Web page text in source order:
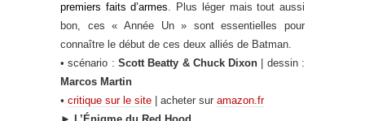
premiers faits d’armes. Plus léger mais tout aussi
bon, ces « Année Un » sont essentielles pour
connaître le début de ces deux alliés de Batman.
• scénario : Scott Beatty & Chuck Dixon | dessin :
Marcos Martin
• critique sur le site | acheter sur amazon.fr